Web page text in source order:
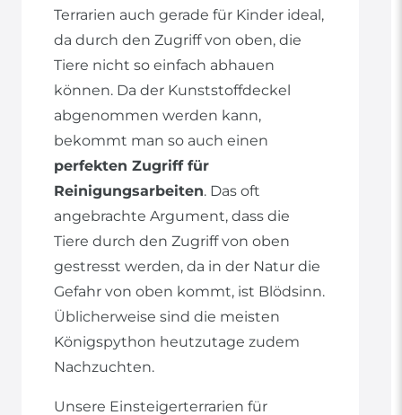
Terrarien auch gerade für Kinder ideal,
da durch den Zugriff von oben, die
Tiere nicht so einfach abhauen
können. Da der Kunststoffdeckel
abgenommen werden kann,
bekommt man so auch einen
perfekten Zugriff für
Reinigungsarbeiten. Das oft
angebrachte Argument, dass die
Tiere durch den Zugriff von oben
gestresst werden, da in der Natur die
Gefahr von oben kommt, ist Blödsinn.
Üblicherweise sind die meisten
Königspython heutzutage zudem
Nachzuchten.
Unsere Einsteigerterrarien für